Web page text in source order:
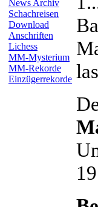
News Archiv
Schachreisen
Download
Anschriften
Lichess
MM-Mysterium
MM-Rekorde
Einzügerrekorde